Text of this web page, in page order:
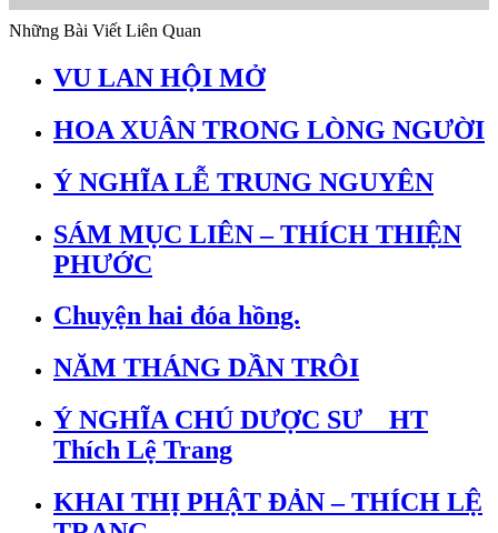
Những Bài Viết Liên Quan
VU LAN HỘI MỞ
HOA XUÂN TRONG LÒNG NGƯỜI
Ý NGHĨA LỄ TRUNG NGUYÊN
SÁM MỤC LIÊN – THÍCH THIỆN
PHƯỚC
Chuyện hai đóa hồng.
NĂM THÁNG DẦN TRÔI
Ý NGHĨA CHÚ DƯỢC SƯ _ HT
Thích Lệ Trang
KHAI THỊ PHẬT ĐẢN – THÍCH LỆ